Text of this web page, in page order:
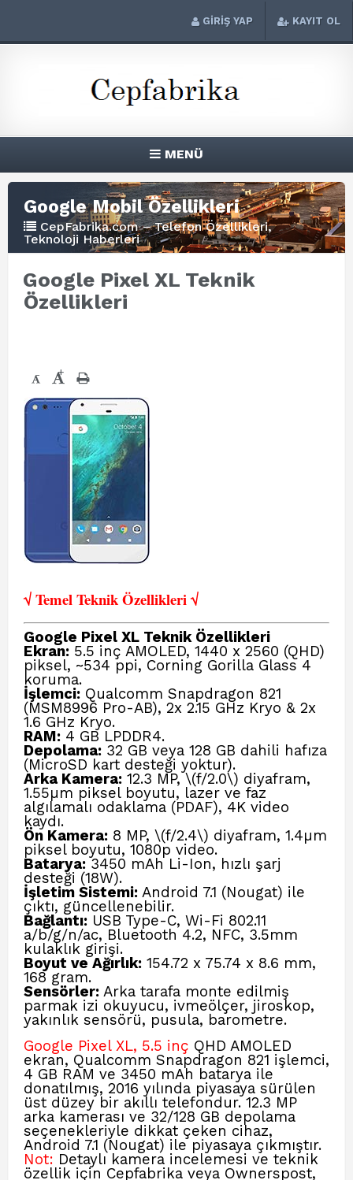
GİRİŞ YAP KAYIT OL
MENÜ
Google Mobil Özellikleri
CepFabrika.com – Telefon Özellikleri,
Teknoloji Haberleri
Google Pixel XL Teknik
Özellikleri
- +
√ Temel Teknik Özellikleri √
Google Pixel XL Teknik Özellikleri
Ekran: 5.5 inç AMOLED, 1440 x 2560 (QHD)
piksel, ~534 ppi, Corning Gorilla Glass 4
koruma.
İşlemci: Qualcomm Snapdragon 821
(MSM8996 Pro-AB), 2x 2.15 GHz Kryo & 2x
1.6 GHz Kryo.
RAM: 4 GB LPDDR4.
Depolama: 32 GB veya 128 GB dahili hafıza
(MicroSD kart desteği yoktur).
Arka Kamera: 12.3 MP, \(f/2.0\) diyafram,
1.55µm piksel boyutu, lazer ve faz
algılamalı odaklama (PDAF), 4K video
kaydı.
Ön Kamera: 8 MP, \(f/2.4\) diyafram, 1.4µm
piksel boyutu, 1080p video.
Batarya: 3450 mAh Li-Ion, hızlı şarj
desteği (18W).
İşletim Sistemi: Android 7.1 (Nougat) ile
çıktı, güncellenebilir.
Bağlantı: USB Type-C, Wi-Fi 802.11
a/b/g/n/ac, Bluetooth 4.2, NFC, 3.5mm
kulaklık girişi.
Boyut ve Ağırlık: 154.72 x 75.74 x 8.6 mm,
168 gram.
Sensörler: Arka tarafa monte edilmiş
parmak izi okuyucu, ivmeölçer, jiroskop,
yakınlık sensörü, pusula, barometre.
Google Pixel XL, 5.5 inç QHD AMOLED
ekran, Qualcomm Snapdragon 821 işlemci,
4 GB RAM ve 3450 mAh batarya ile
donatılmış, 2016 yılında piyasaya sürülen
üst düzey bir akıllı telefondur. 12.3 MP
arka kamerası ve 32/128 GB depolama
seçenekleriyle dikkat çeken cihaz,
Android 7.1 (Nougat) ile piyasaya çıkmıştır.
Not: Detaylı kamera incelemesi ve teknik
özellik için Cepfabrika veya Ownerspost,